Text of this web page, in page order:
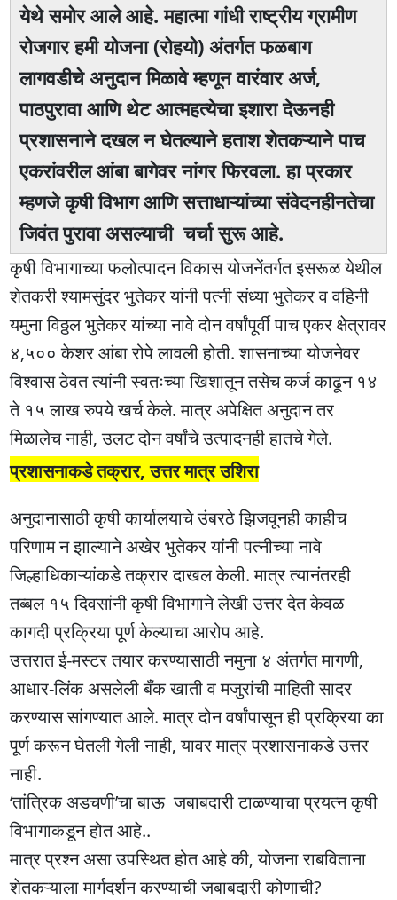
येथे समोर आले आहे. महात्मा गांधी राष्ट्रीय ग्रामीण
रोजगार हमी योजना (रोहयो) अंतर्गत फळबाग
लागवडीचे अनुदान मिळावे म्हणून वारंवार अर्ज,
पाठपुरावा आणि थेट आत्महत्येचा इशारा देऊनही
प्रशासनाने दखल न घेतल्याने हताश शेतकऱ्याने पाच
एकरांवरील आंबा बागेवर नांगर फिरवला. हा प्रकार
म्हणजे कृषी विभाग आणि सत्ताधाऱ्यांच्या संवेदनहीनतेचा
जिवंत पुरावा असल्याची चर्चा सुरू आहे.
कृषी विभागाच्या फलोत्पादन विकास योजनेंतर्गत इसरूळ येथील
शेतकरी श्यामसुंदर भुतेकर यांनी पत्नी संध्या भुतेकर व वहिनी
यमुना विठ्ठल भुतेकर यांच्या नावे दोन वर्षांपूर्वी पाच एकर क्षेत्रावर
४,५०० केशर आंबा रोपे लावली होती. शासनाच्या योजनेवर
विश्वास ठेवत त्यांनी स्वतःच्या खिशातून तसेच कर्ज काढून १४
ते १५ लाख रुपये खर्च केले. मात्र अपेक्षित अनुदान तर
मिळालेच नाही, उलट दोन वर्षांचे उत्पादनही हातचे गेले.
प्रशासनाकडे तक्रार, उत्तर मात्र उशिरा
अनुदानासाठी कृषी कार्यालयाचे उंबरठे झिजवूनही काहीच
परिणाम न झाल्याने अखेर भुतेकर यांनी पत्नीच्या नावे
जिल्हाधिकाऱ्यांकडे तक्रार दाखल केली. मात्र त्यानंतरही
तब्बल १५ दिवसांनी कृषी विभागाने लेखी उत्तर देत केवळ
कागदी प्रक्रिया पूर्ण केल्याचा आरोप आहे.
उत्तरात ई-मस्टर तयार करण्यासाठी नमुना ४ अंतर्गत मागणी,
आधार-लिंक असलेली बँक खाती व मजुरांची माहिती सादर
करण्यास सांगण्यात आले. मात्र दोन वर्षांपासून ही प्रक्रिया का
पूर्ण करून घेतली गेली नाही, यावर मात्र प्रशासनाकडे उत्तर
नाही.
‘तांत्रिक अडचणी’चा बाऊ जबाबदारी टाळण्याचा प्रयत्न कृषी
विभागाकडून होत आहे..
मात्र प्रश्न असा उपस्थित होत आहे की, योजना राबविताना
शेतकऱ्याला मार्गदर्शन करण्याची जबाबदारी कोणाची?